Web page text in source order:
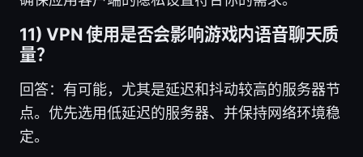
11) VPN 使用是否会影响游戏内语音聊天质
量？
回答：有可能，尤其是延迟和抖动较高的服务器节
点。优先选用低延迟的服务器、并保持网络环境稳
定。